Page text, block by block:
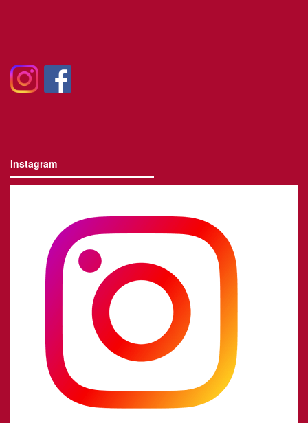
Instagram